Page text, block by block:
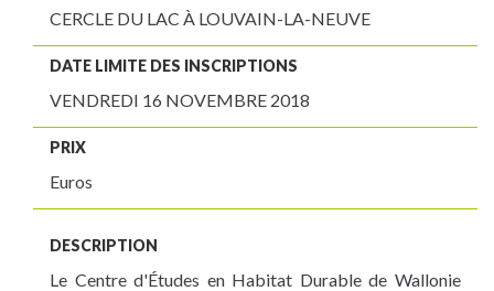
CERCLE DU LAC À LOUVAIN-LA-NEUVE
DATE LIMITE DES INSCRIPTIONS
VENDREDI 16 NOVEMBRE 2018
PRIX
Euros
DESCRIPTION
Le Centre d'Études en Habitat Durable de Wallonie